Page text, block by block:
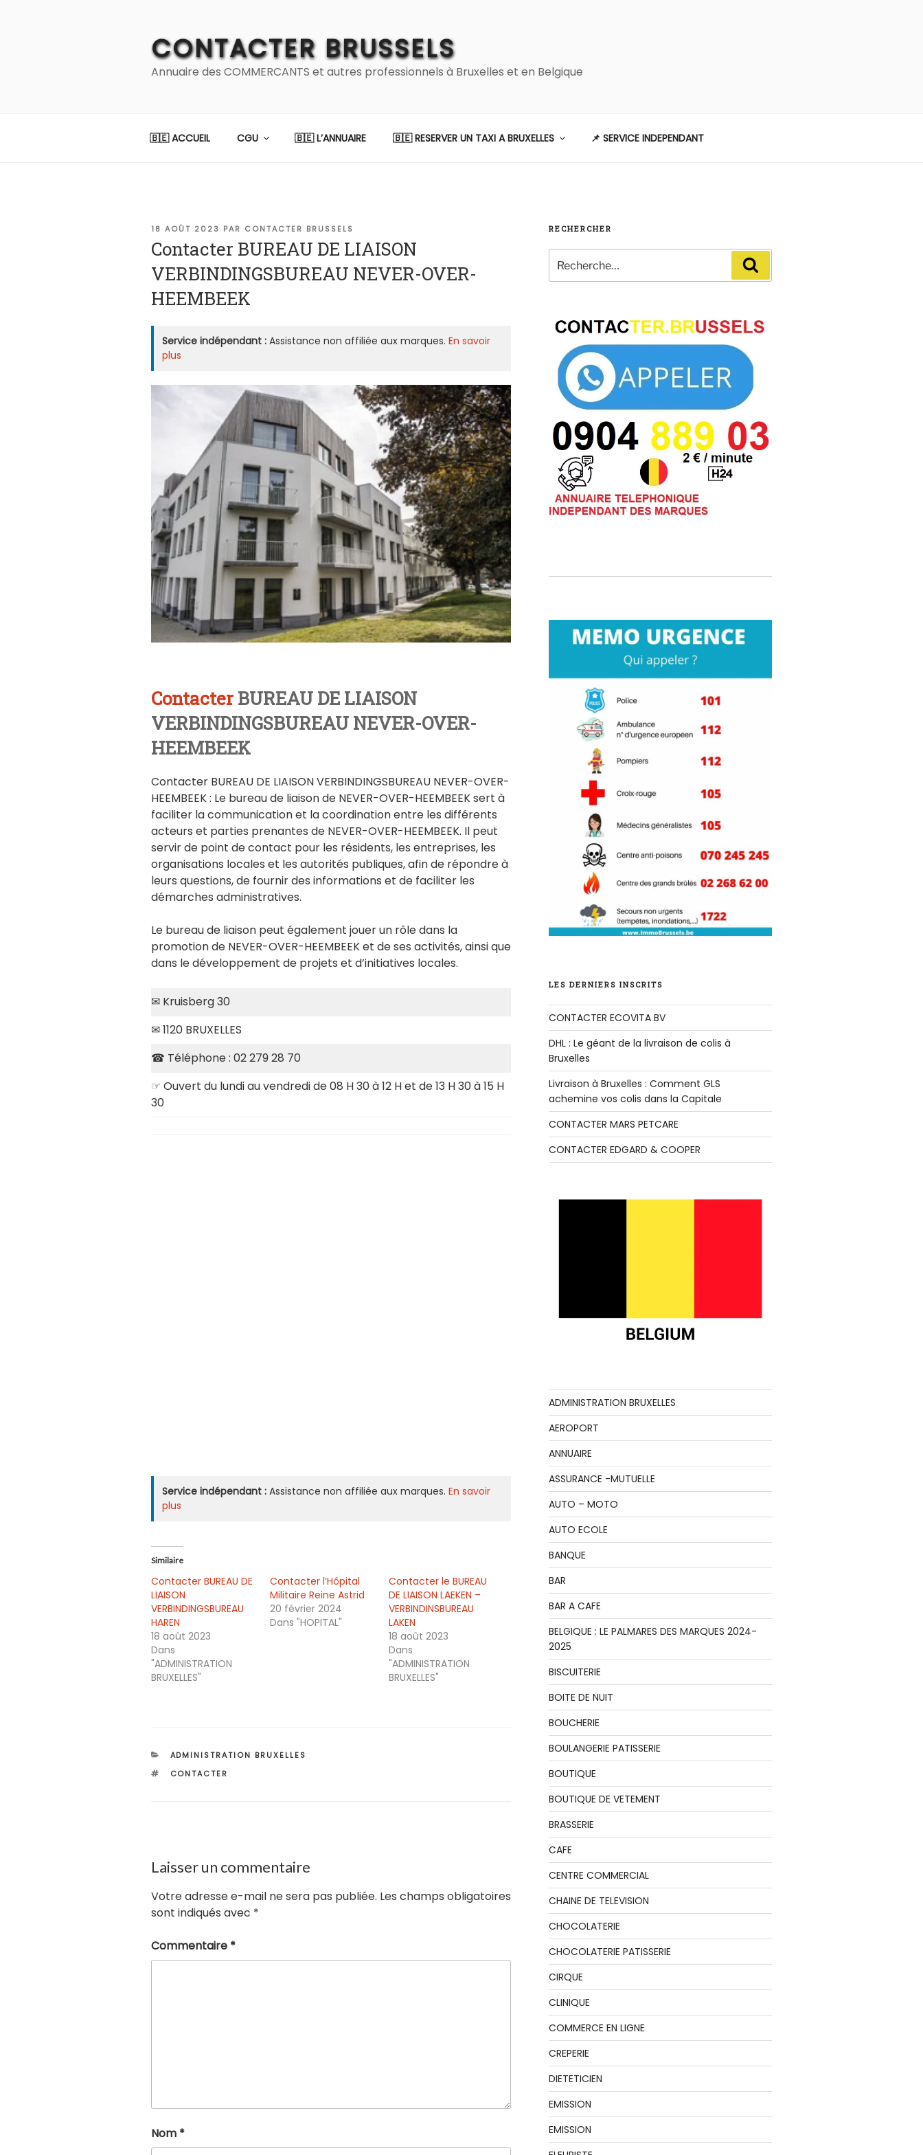
CONTACTER BRUSSELS
Annuaire des COMMERCANTS et autres professionnels à Bruxelles et en Belgique
🇧🇪 ACCUEIL CGU 🇧🇪 L’ANNUAIRE 🇧🇪 RESERVER UN TAXI A BRUXELLES 📌 SERVICE INDEPENDANT
PUBLIÉ
18 AOÛT 2023 PAR CONTACTER BRUSSELS
Contacter BUREAU DE LIAISON
VERBINDINGSBUREAU NEVER-OVER-
HEEMBEEK
Service indépendant : Assistance non affiliée aux marques. En savoir
plus
Contacter BUREAU DE LIAISON
VERBINDINGSBUREAU NEVER-OVER-
HEEMBEEK
Contacter BUREAU DE LIAISON VERBINDINGSBUREAU NEVER-OVER-
HEEMBEEK : Le bureau de liaison de NEVER-OVER-HEEMBEEK sert à
faciliter la communication et la coordination entre les différents
acteurs et parties prenantes de NEVER-OVER-HEEMBEEK. Il peut
servir de point de contact pour les résidents, les entreprises, les
organisations locales et les autorités publiques, afin de répondre à
leurs questions, de fournir des informations et de faciliter les
démarches administratives.
Le bureau de liaison peut également jouer un rôle dans la
promotion de NEVER-OVER-HEEMBEEK et de ses activités, ainsi que
dans le développement de projets et d’initiatives locales.
✉ Kruisberg 30
✉ 1120 BRUXELLES
☎ Téléphone : 02 279 28 70
☞ Ouvert du lundi au vendredi de 08 H 30 à 12 H et de 13 H 30 à 15 H
30
Service indépendant : Assistance non affiliée aux marques. En savoir
plus
Similaire
Contacter BUREAU DE
LIAISON
VERBINDINGSBUREAU
HAREN
18 août 2023
Dans
"ADMINISTRATION
BRUXELLES"
Contacter l’Hôpital
Militaire Reine Astrid
20 février 2024
Dans "HOPITAL"
Contacter le BUREAU
DE LIAISON LAEKEN –
VERBINDINSBUREAU
LAKEN
18 août 2023
Dans
"ADMINISTRATION
BRUXELLES"
CATÉGORIES
ADMINISTRATION BRUXELLES
ÉTIQUETTES
CONTACTER
Laisser un commentaire
Votre adresse e-mail ne sera pas publiée. Les champs obligatoires
sont indiqués avec *
Commentaire *
Nom *
RECHERCHER
pour
:
LES DERNIERS INSCRITS
CONTACTER ECOVITA BV
DHL : Le géant de la livraison de colis à
Bruxelles
Livraison à Bruxelles : Comment GLS
achemine vos colis dans la Capitale
CONTACTER MARS PETCARE
CONTACTER EDGARD & COOPER
ADMINISTRATION BRUXELLES
AEROPORT
ANNUAIRE
ASSURANCE -MUTUELLE
AUTO – MOTO
AUTO ECOLE
BANQUE
BAR
BAR A CAFE
BELGIQUE : LE PALMARES DES MARQUES 2024-
2025
BISCUITERIE
BOITE DE NUIT
BOUCHERIE
BOULANGERIE PATISSERIE
BOUTIQUE
BOUTIQUE DE VETEMENT
BRASSERIE
CAFE
CENTRE COMMERCIAL
CHAINE DE TELEVISION
CHOCOLATERIE
CHOCOLATERIE PATISSERIE
CIRQUE
CLINIQUE
COMMERCE EN LIGNE
CREPERIE
DIETETICIEN
EMISSION
EMISSION